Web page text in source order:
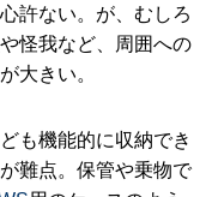
許ない。が、むしろ
怪我など、周囲への
大きい。
も機能的に収納でき
難点。保管や乗物で